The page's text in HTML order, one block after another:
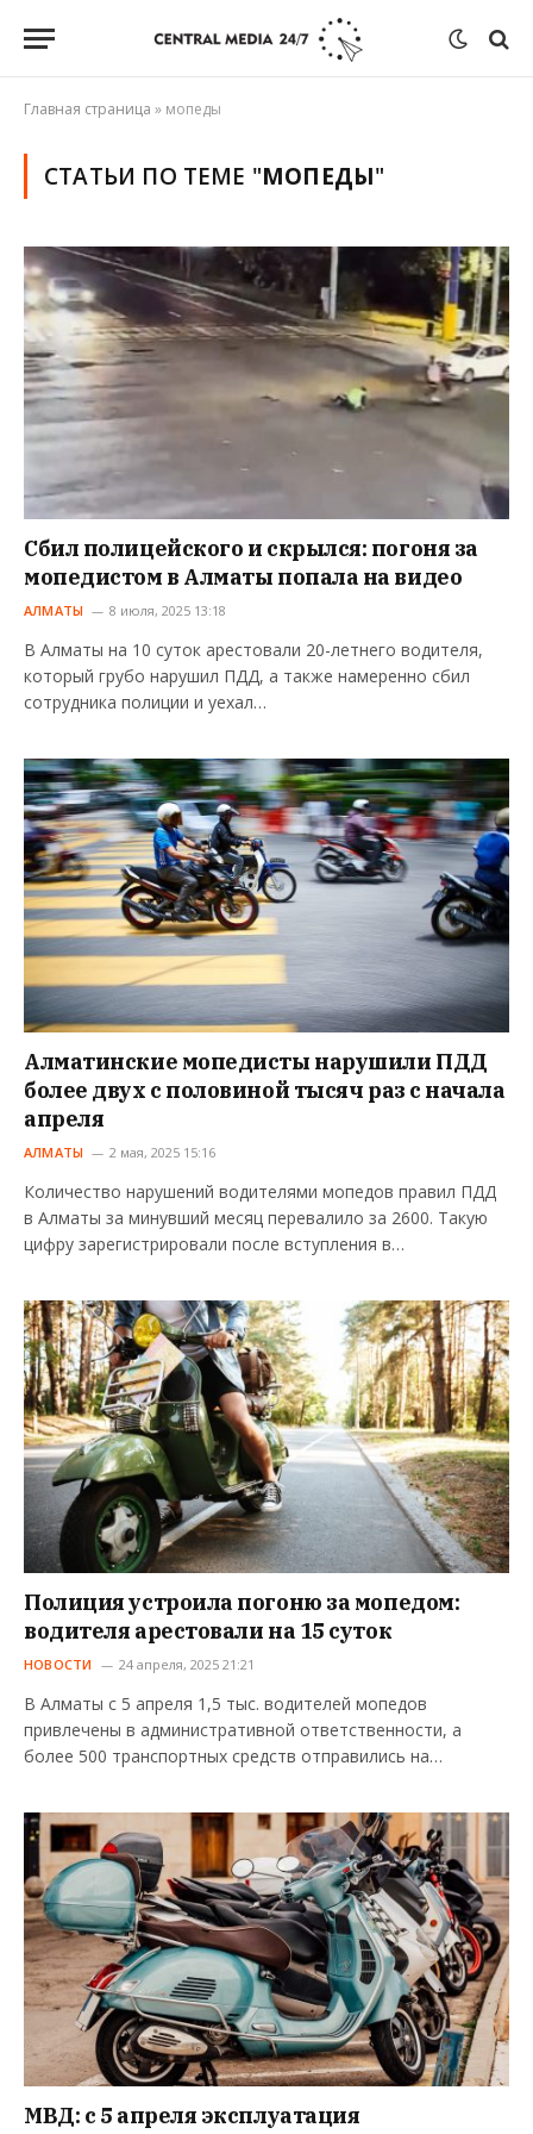
Главная страница » мопеды
СТАТЬИ ПО ТЕМЕ "МОПЕДЫ"
Сбил полицейского и скрылся: погоня за
мопедистом в Алматы попала на видео
АЛМАТЫ 8 июля, 2025 13:18
В Алматы на 10 суток арестовали 20-летнего водителя,
который грубо нарушил ПДД, а также намеренно сбил
сотрудника полиции и уехал…
Алматинские мопедисты нарушили ПДД
более двух с половиной тысяч раз с начала
апреля
АЛМАТЫ 2 мая, 2025 15:16
Количество нарушений водителями мопедов правил ПДД
в Алматы за минувший месяц перевалило за 2600. Такую
цифру зарегистрировали после вступления в…
Полиция устроила погоню за мопедом:
водителя арестовали на 15 суток
НОВОСТИ 24 апреля, 2025 21:21
В Алматы с 5 апреля 1,5 тыс. водителей мопедов
привлечены в административной ответственности, а
более 500 транспортных средств отправились на…
МВД: с 5 апреля эксплуатация